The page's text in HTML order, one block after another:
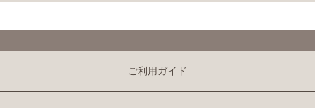
ご利用ガイド